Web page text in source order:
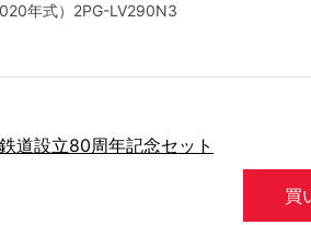
年式）2PG-LV290N3
道設立80周年記念セット
買